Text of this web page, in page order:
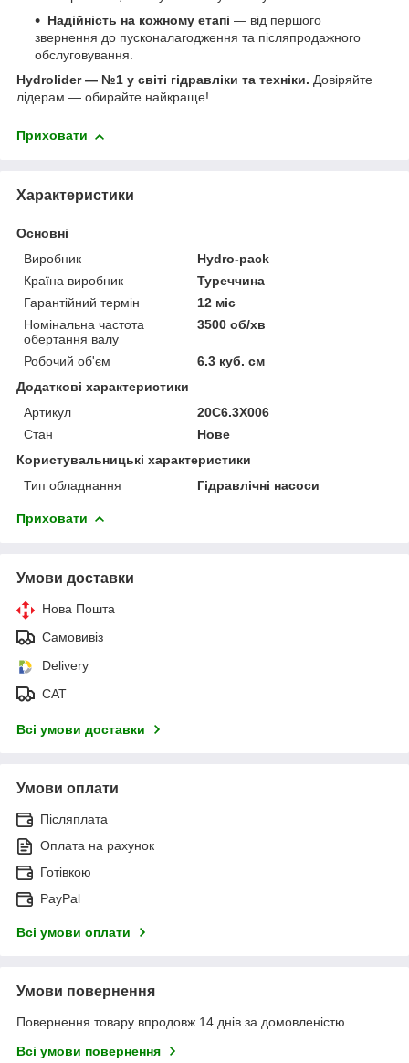
Надійність на кожному етапі — від першого
звернення до пусконалагодження та післяпродажного
обслуговування.
Hydrolider — №1 у світі гідравліки та техніки. Довіряйте
лідерам — обирайте найкраще!
Приховати
Характеристики
Основні
Виробник
Hydro-pack
Країна виробник
Туреччина
Гарантійний термін
12 міс
Номінальна частота
обертання валу
3500 об/хв
Робочий об'єм
6.3 куб. см
Додаткові характеристики
Артикул
20C6.3X006
Стан
Нове
Користувальницькі характеристики
Тип обладнання
Гідравлічні насоси
Приховати
Умови доставки
Нова Пошта
Самовивіз
Delivery
САТ
Всі умови доставки
Умови оплати
Післяплата
Оплата на рахунок
Готівкою
PayPal
Всі умови оплати
Умови повернення
Повернення товару впродовж 14 днів за домовленістю
Всі умови повернення